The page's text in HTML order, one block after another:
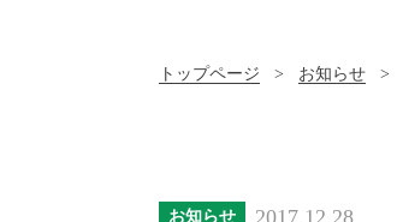
トップページ > お知らせ >
お知らせ